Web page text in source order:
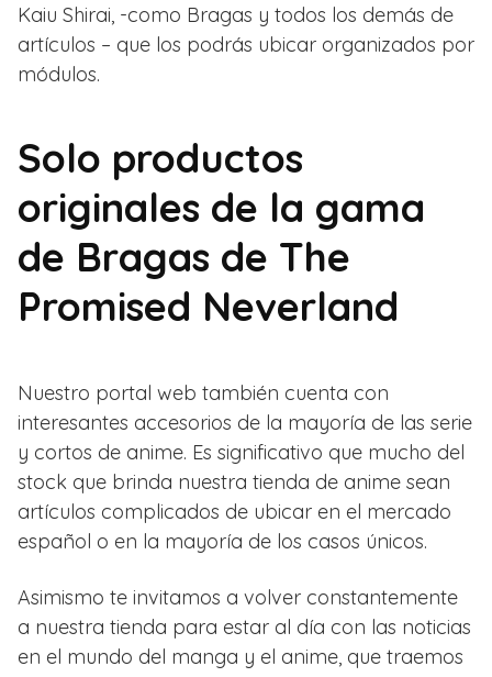
Kaiu Shirai, -como Bragas y todos los demás de
artículos – que los podrás ubicar organizados por
módulos.
Solo productos
originales de la gama
de Bragas de The
Promised Neverland
Nuestro portal web también cuenta con
interesantes accesorios de la mayoría de las serie
y cortos de anime. Es significativo que mucho del
stock que brinda nuestra tienda de anime sean
artículos complicados de ubicar en el mercado
español o en la mayoría de los casos únicos.
Asimismo te invitamos a volver constantemente
a nuestra tienda para estar al día con las noticias
en el mundo del manga y el anime, que traemos